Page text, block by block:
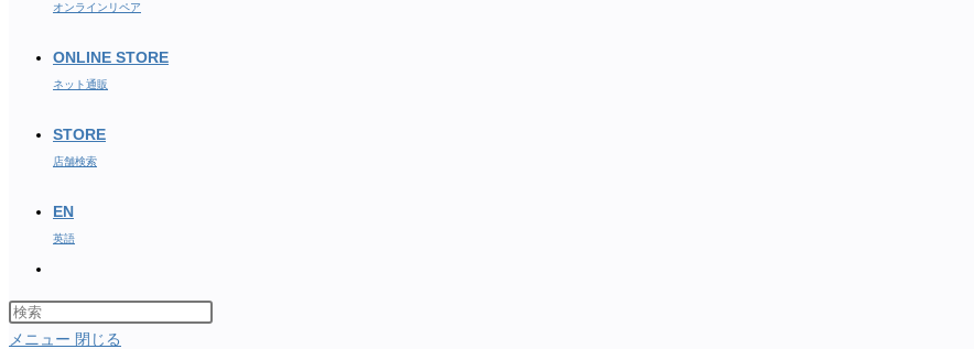
オンラインリペア
ONLINE STORE
ネット通販
STORE
店舗検索
EN
英語
search
メニュー 閉じる